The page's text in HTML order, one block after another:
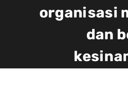
organisasi
dan